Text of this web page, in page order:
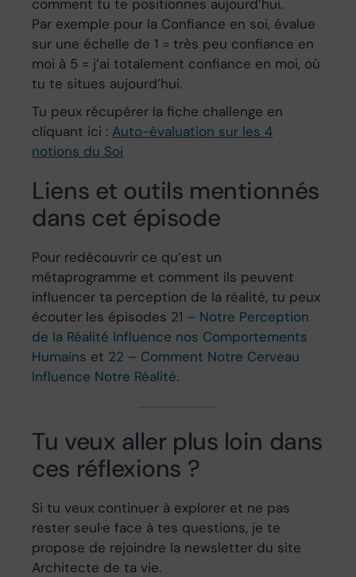
comment tu te positionnes aujourd’hui.
Par exemple pour la Confiance en soi, évalue
sur une échelle de 1 = très peu confiance en
moi à 5 = j’ai totalement confiance en moi, où
tu te situes aujourd’hui.
Tu peux récupérer la fiche challenge en
cliquant ici : Auto-évaluation sur les 4
notions du Soi
Liens et outils mentionnés
dans cet épisode
Pour redécouvrir ce qu’est un
métaprogramme et comment ils peuvent
influencer ta perception de la réalité, tu peux
écouter les épisodes 21 – Notre Perception
de la Réalité Influence nos Comportements
Humains et 22 – Comment Notre Cerveau
Influence Notre Réalité.
Tu veux aller plus loin dans
ces réflexions ?
Si tu veux continuer à explorer et ne pas
rester seul·e face à tes questions, je te
propose de rejoindre la newsletter du site
Architecte de ta vie.